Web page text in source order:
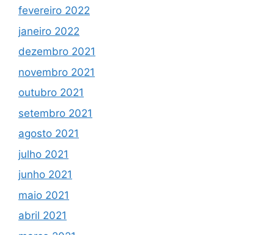
fevereiro 2022
janeiro 2022
dezembro 2021
novembro 2021
outubro 2021
setembro 2021
agosto 2021
julho 2021
junho 2021
maio 2021
abril 2021